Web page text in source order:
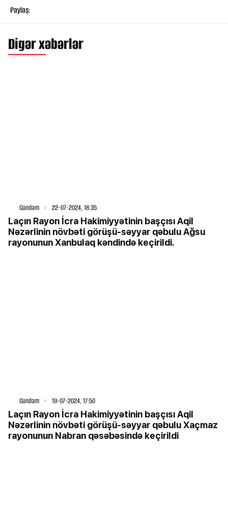
Paylaş:
Digər xəbərlər
Gündəm 22-07-2024, 18:35
Laçın Rayon İcra Hakimiyyətinin başçısı Aqil
Nəzərlinin növbəti görüşü-səyyar qəbulu Ağsu
rayonunun Xanbulaq kəndində keçirildi.
Gündəm 19-07-2024, 17:50
Laçın Rayon İcra Hakimiyyətinin başçısı Aqil
Nəzərlinin növbəti görüşü-səyyar qəbulu Xaçmaz
rayonunun Nabran qəsəbəsində keçirildi